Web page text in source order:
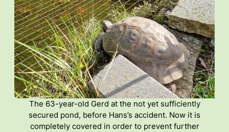
The 63-year-old Gerd at the not yet sufficiently
secured pond, before Hans’s accident. Now it is
completely covered in order to prevent further